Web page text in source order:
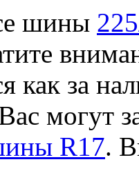
шины
как за
могут
R17.